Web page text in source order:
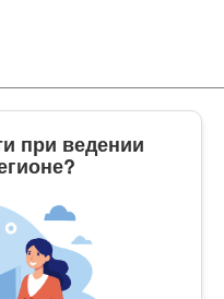
при ведении